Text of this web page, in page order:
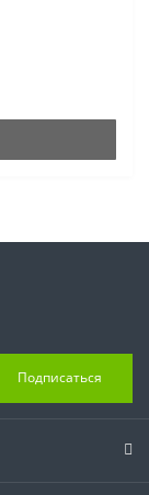
Подписаться